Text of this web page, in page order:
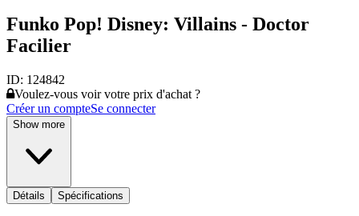
Funko Pop! Disney: Villains - Doctor
Facilier
ID: 124842
Voulez-vous voir votre prix d'achat ?
Créer un compteSe connecter
Show more
Détails Spécifications